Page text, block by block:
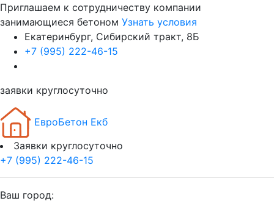
Приглашаем к сотрудничеству компании
занимающиеся бетоном Узнать условия
Екатеринбург, Сибирский тракт, 8Б
+7 (995) 222-46-15
заявки круглосуточно
ЕвроБетон Екб
Заявки круглосуточно
+7 (995) 222-46-15
Ваш город: